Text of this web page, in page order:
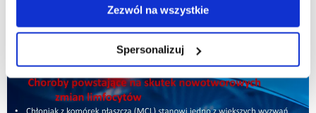
Zezwól na wszystkie
Spersonalizuj